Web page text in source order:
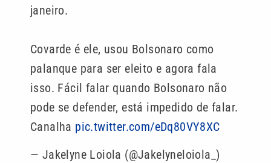
janeiro.
Covarde é ele, usou Bolsonaro como
palanque para ser eleito e agora fala
isso. Fácil falar quando Bolsonaro não
pode se defender, está impedido de falar.
Canalha pic.twitter.com/eDq80VY8XC
— Jakelyne Loiola (@Jakelyneloiola_)